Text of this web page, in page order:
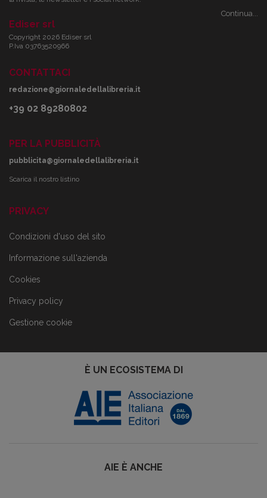
Continua...
Ediser srl
Copyright 2026 Ediser srl
P.Iva 03763520966
CONTATTACI
redazione@giornaledellalibreria.it
+39 02 89280802
PER LA PUBBLICITÀ
pubblicita@giornaledellalibreria.it
Scarica il nostro listino
PRIVACY
Condizioni d'uso del sito
Informazione sull'azienda
Cookies
Privacy policy
Gestione cookie
È UN ECOSISTEMA DI
AIE È ANCHE